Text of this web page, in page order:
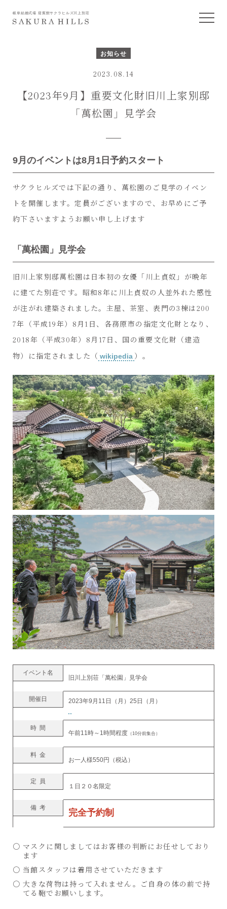
岐阜結婚式場 迎賓館サクラヒルズ川上別荘
お知らせ
2023.08.14
【2023年9月】重要文化財旧川上家別邸
「萬松園」見学会
9月のイベントは8月1日予約スタート
サクラヒルズでは下記の通り、萬松園のご見学のイベン
トを開催します。定員がございますので、お早めにご予
約下さいますようお願い申し上げます
「萬松園」見学会
旧川上家別邸萬松園は日本初の女優「川上貞奴」が晩年
に建てた別荘です。昭和8年に川上貞奴の人並外れた感性
が注がれ建築されました。主屋、茶室、表門の3棟は200
7年（平成19年）8月1日、各務原市の指定文化財となり、
2018年（平成30年）8月17日、国の重要文化財（建造
物）に指定されました（ wikipedia ）。
イベント名
旧川上別荘「萬松園」見学会
開催日 2023年9月11日（月）25日（月）
時間
午前11時～1時間程度 （10分前集合）
料金
お一人様550円（税込）
定員
１日２０名限定
備考 完全予約制
マスクに関しましてはお客様の判断にお任せしており
ます
当館スタッフは着用させていただきます
大きな荷物は持って入れません。ご自身の体の前で持
てる鞄でお願いします。